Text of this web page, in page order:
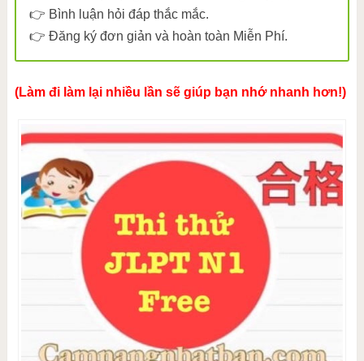
👉 Bình luận hỏi đáp thắc mắc.
👉 Đăng ký đơn giản và hoàn toàn Miễn Phí.
(Làm đi làm lại nhiều lần sẽ giúp bạn nhớ nhanh hơn!)